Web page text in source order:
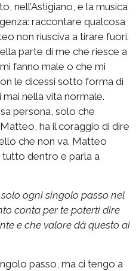
nell’Astigiano, e la musica
raccontare qualcosa
non riusciva a tirare fuori.
parte di me che riesce a
fanno male o che mi
le dicessi sotto forma di
nella vita normale.
persona, solo che
ha il coraggio di dire
che non va. Matteo
tutto dentro e parla a
ogni singolo passo nel
conta per te poterti dire
e che valore dà questo ai
passo, ma ci tengo a